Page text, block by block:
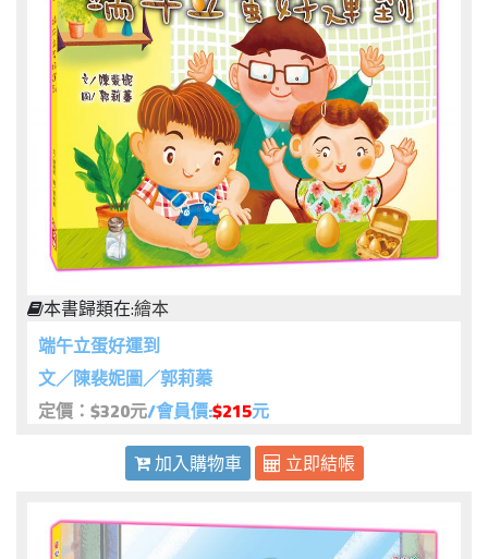
本書歸類在:繪本
端午立蛋好運到
文／陳裴妮圖／郭莉蓁
定價：$320元/會員價:$215元
加入購物車
立即結帳